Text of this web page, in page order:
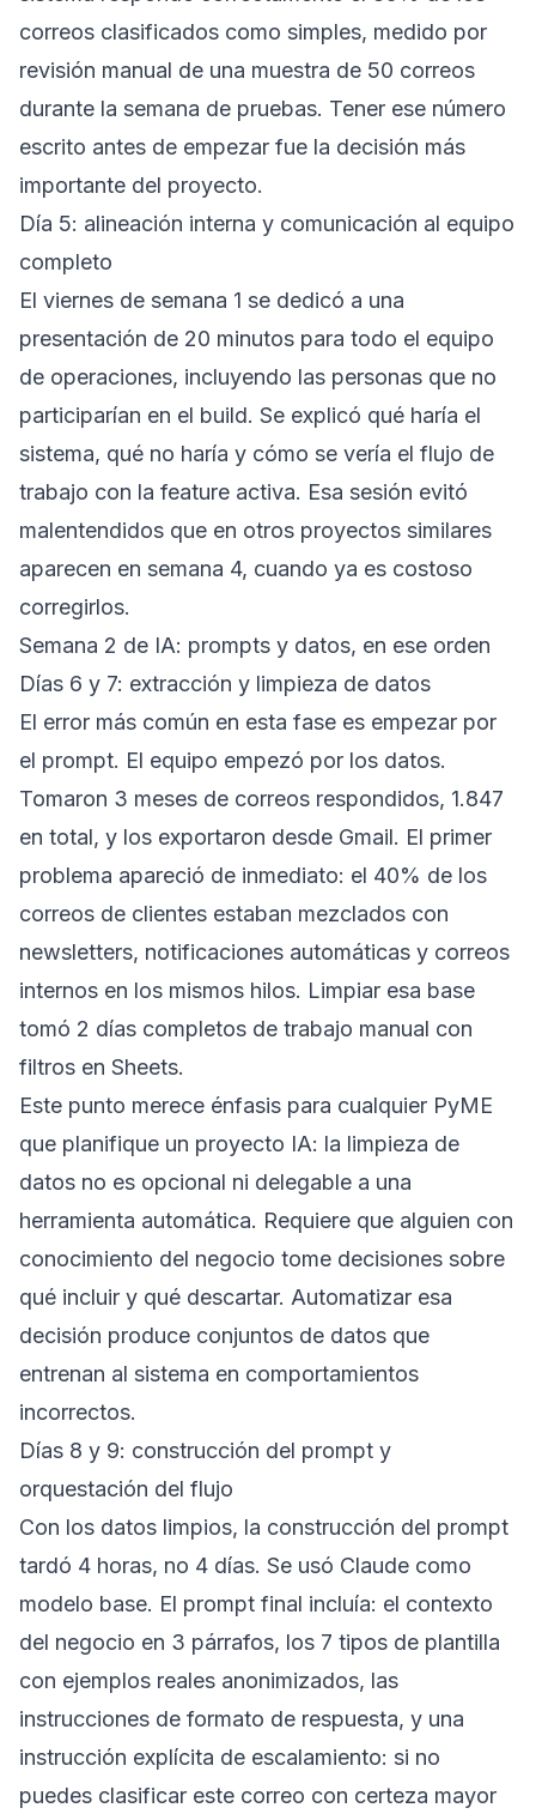
correos clasificados como simples, medido por
revisión manual de una muestra de 50 correos
durante la semana de pruebas. Tener ese número
escrito antes de empezar fue la decisión más
importante del proyecto.
Día 5: alineación interna y comunicación al equipo
completo
El viernes de semana 1 se dedicó a una
presentación de 20 minutos para todo el equipo
de operaciones, incluyendo las personas que no
participarían en el build. Se explicó qué haría el
sistema, qué no haría y cómo se vería el flujo de
trabajo con la feature activa. Esa sesión evitó
malentendidos que en otros proyectos similares
aparecen en semana 4, cuando ya es costoso
corregirlos.
Semana 2 de IA: prompts y datos, en ese orden
Días 6 y 7: extracción y limpieza de datos
El error más común en esta fase es empezar por
el prompt. El equipo empezó por los datos.
Tomaron 3 meses de correos respondidos, 1.847
en total, y los exportaron desde Gmail. El primer
problema apareció de inmediato: el 40% de los
correos de clientes estaban mezclados con
newsletters, notificaciones automáticas y correos
internos en los mismos hilos. Limpiar esa base
tomó 2 días completos de trabajo manual con
filtros en Sheets.
Este punto merece énfasis para cualquier PyME
que planifique un proyecto IA: la limpieza de
datos no es opcional ni delegable a una
herramienta automática. Requiere que alguien con
conocimiento del negocio tome decisiones sobre
qué incluir y qué descartar. Automatizar esa
decisión produce conjuntos de datos que
entrenan al sistema en comportamientos
incorrectos.
Días 8 y 9: construcción del prompt y
orquestación del flujo
Con los datos limpios, la construcción del prompt
tardó 4 horas, no 4 días. Se usó Claude como
modelo base. El prompt final incluía: el contexto
del negocio en 3 párrafos, los 7 tipos de plantilla
con ejemplos reales anonimizados, las
instrucciones de formato de respuesta, y una
instrucción explícita de escalamiento: si no
puedes clasificar este correo con certeza mayor